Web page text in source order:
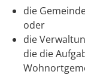
die
oder
die
die die